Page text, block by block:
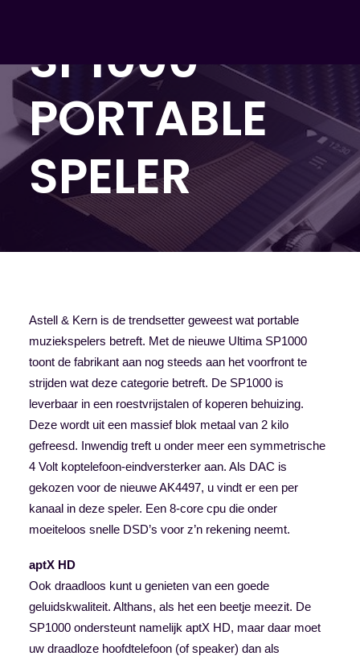
SP1000
PORTABLE
SPELER
Astell & Kern is de trendsetter geweest wat portable
muziekspelers betreft. Met de nieuwe Ultima SP1000
toont de fabrikant aan nog steeds aan het voorfront te
strijden wat deze categorie betreft. De SP1000 is
leverbaar in een roestvrijstalen of koperen behuizing.
Deze wordt uit een massief blok metaal van 2 kilo
gefreesd. Inwendig treft u onder meer een symmetrische
4 Volt koptelefoon-eindversterker aan. Als DAC is
gekozen voor de nieuwe AK4497, u vindt er een per
kanaal in deze speler. Een 8-core cpu die onder
moeiteloos snelle DSD’s voor z’n rekening neemt.
aptX HD
Ook draadloos kunt u genieten van een goede
geluidskwaliteit. Althans, als het een beetje meezit. De
SP1000 ondersteunt namelijk aptX HD, maar daar moet
uw draadloze hoofdtelefoon (of speaker) dan als